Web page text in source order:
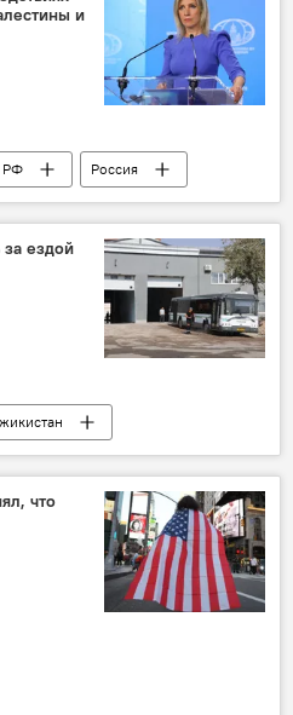
и
Россия
конфликт
ездой
что